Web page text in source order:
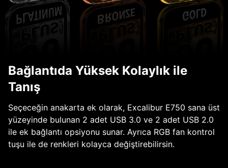
Bağlantıda Yüksek Kolaylık ile
Tanış
Seçeceğin anakarta ek olarak, Excalibur E750 sana üst
yüzeyinde bulunan 2 adet USB 3.0 ve 2 adet USB 2.0
ile ek bağlantı opsiyonu sunar. Ayrıca RGB fan kontrol
tuşu ile de renkleri kolayca değiştirebilirsin.